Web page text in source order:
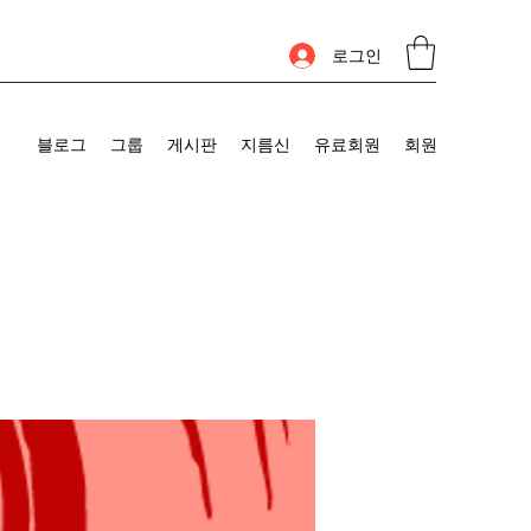
로그인
블로그 그룹 게시판 지름신 유료회원 회원